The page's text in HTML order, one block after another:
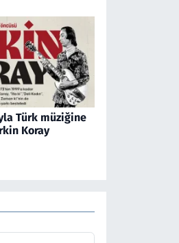
Türk müziğine
Koray